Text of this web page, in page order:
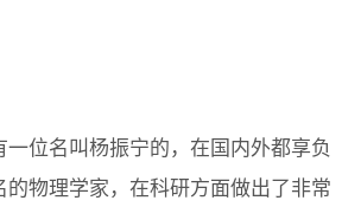
位名叫杨振宁的，在国内外都享负
的物理学家，在科研方面做出了非常